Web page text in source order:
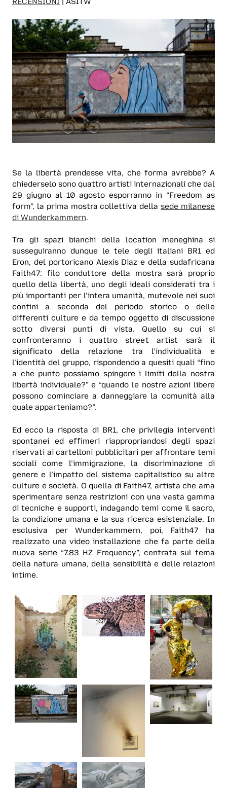
Se la libertà prendesse vita, che forma avrebbe? A
chiederselo sono quattro artisti internazionali che dal
29 giugno al 10 agosto esporranno in “Freedom as
form”, la prima mostra collettiva dellasede milanese
di Wunderkammern.
Tra gli spazi bianchi della location meneghina si
susseguiranno dunque le tele degli italiani BR1 ed
Eron, del portoricano Alexis Diaz e della sudafricana
Faith47: filo conduttore della mostra sarà proprio
quello della libertà, uno degli ideali considerati tra i
più importanti per l’intera umanità, mutevole nei suoi
confini a seconda del periodo storico o delle
differenti culture e da tempo oggetto di discussione
sotto diversi punti di vista. Quello su cui si
confronteranno i quattro street artist sarà il
significato della relazione tra l’individualità e
l’identità del gruppo, rispondendo a quesiti quali “fino
a che punto possiamo spingere i limiti della nostra
libertà individuale?” e “quando le nostre azioni libere
possono cominciare a danneggiare la comunità alla
quale apparteniamo?”.
Ed ecco la risposta di BR1, che privilegia interventi
spontanei ed effimeri riappropriandosi degli spazi
riservati ai cartelloni pubblicitari per affrontare temi
sociali come l’immigrazione, la discriminazione di
genere e l’impatto del sistema capitalistico su altre
culture e società. O quella di Faith47, artista che ama
sperimentare senza restrizioni con una vasta gamma
di tecniche e supporti, indagando temi come il sacro,
la condizione umana e la sua ricerca esistenziale. In
esclusiva per Wunderkammern, poi, Faith47 ha
realizzato una video installazione che fa parte della
nuova serie “7.83 HZ Frequency”, centrata sul tema
della natura umana, della sensibilità e delle relazioni
intime.